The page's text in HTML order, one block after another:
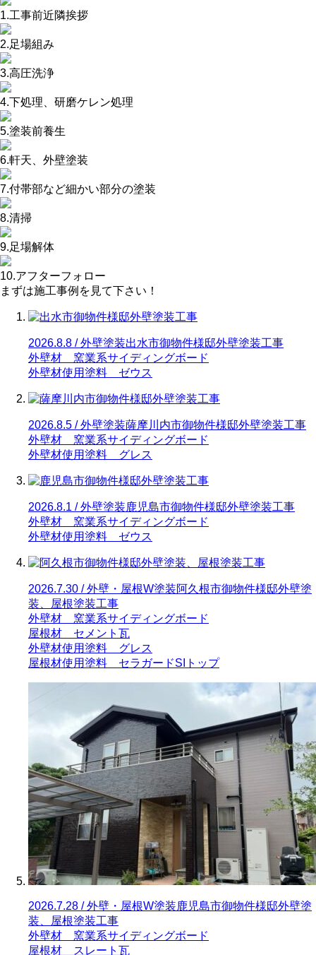
1.工事前近隣挨拶
2.足場組み
3.高圧洗浄
4.下処理、研磨ケレン処理
5.塗装前養生
6.軒天、外壁塗装
7.付帯部など細かい部分の塗装
8.清掃
9.足場解体
10.アフターフォロー
まずは施工事例を見て下さい！
2026.8.8 / 外壁塗装出水市御物件様邸外壁塗装工事
外壁材 窯業系サイディングボード
外壁材使用塗料 ゼウス
2026.8.5 / 外壁塗装薩摩川内市御物件様邸外壁塗装工事
外壁材 窯業系サイディングボード
外壁材使用塗料 グレス
2026.8.1 / 外壁塗装鹿児島市御物件様邸外壁塗装工事
外壁材 窯業系サイディングボード
外壁材使用塗料 ゼウス
2026.7.30 / 外壁・屋根W塗装阿久根市御物件様邸外壁塗
装、屋根塗装工事
外壁材 窯業系サイディングボード
屋根材 セメント瓦
外壁材使用塗料 グレス
屋根材使用塗料 セラガードSIトップ
2026.7.28 / 外壁・屋根W塗装鹿児島市御物件様邸外壁塗
装、屋根塗装工事
外壁材 窯業系サイディングボード
屋根材 スレート瓦